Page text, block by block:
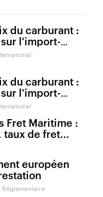
du carburant :
l'import-
?
du carburant :
l'import-
?
Fret Maritime :
taux de fret...
européen
Réglementaire